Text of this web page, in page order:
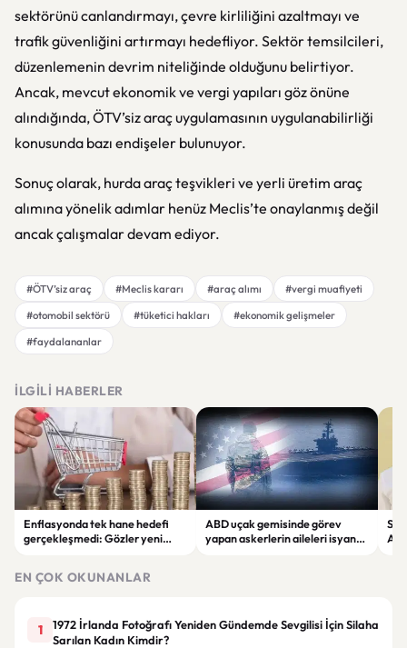
sektörünü canlandırmayı, çevre kirliliğini azaltmayı ve
trafik güvenliğini artırmayı hedefliyor. Sektör temsilcileri,
düzenlemenin devrim niteliğinde olduğunu belirtiyor.
Ancak, mevcut ekonomik ve vergi yapıları göz önüne
alındığında, ÖTV’siz araç uygulamasının uygulanabilirliği
konusunda bazı endişeler bulunuyor.
Sonuç olarak, hurda araç teşvikleri ve yerli üretim araç
alımına yönelik adımlar henüz Meclis’te onaylanmış değil
ancak çalışmalar devam ediyor.
#ÖTV’siz araç #Meclis kararı #araç alımı
#vergi muafiyeti
#otomobil sektörü
#tüketici hakları
#ekonomik gelişmeler
#faydalananlar
İLGILI HABERLER
Enflasyonda tek hane hedefi
gerçekleşmedi: Gözler yeni
ABD uçak gemisinde görev
yapan askerlerin aileleri isyan
EN ÇOK OKUNANLAR
1
1972 İrlanda Fotoğrafı Yeniden Gündemde Sevgilisi İçin Silaha
Sarılan Kadın Kimdir?